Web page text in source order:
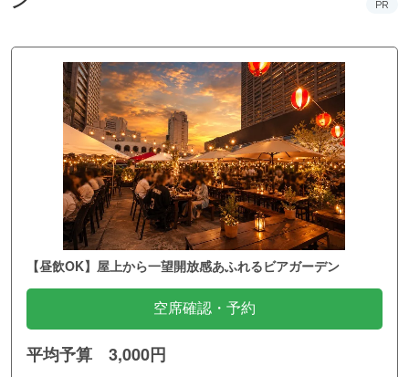
PR
【昼飲OK】屋上から一望開放感あふれるビアガーデン
空席確認・予約
平均予算 3,000円